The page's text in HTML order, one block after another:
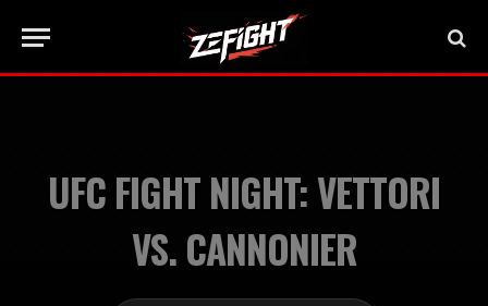
UFC FIGHT NIGHT: VETTORI
VS. CANNONIER